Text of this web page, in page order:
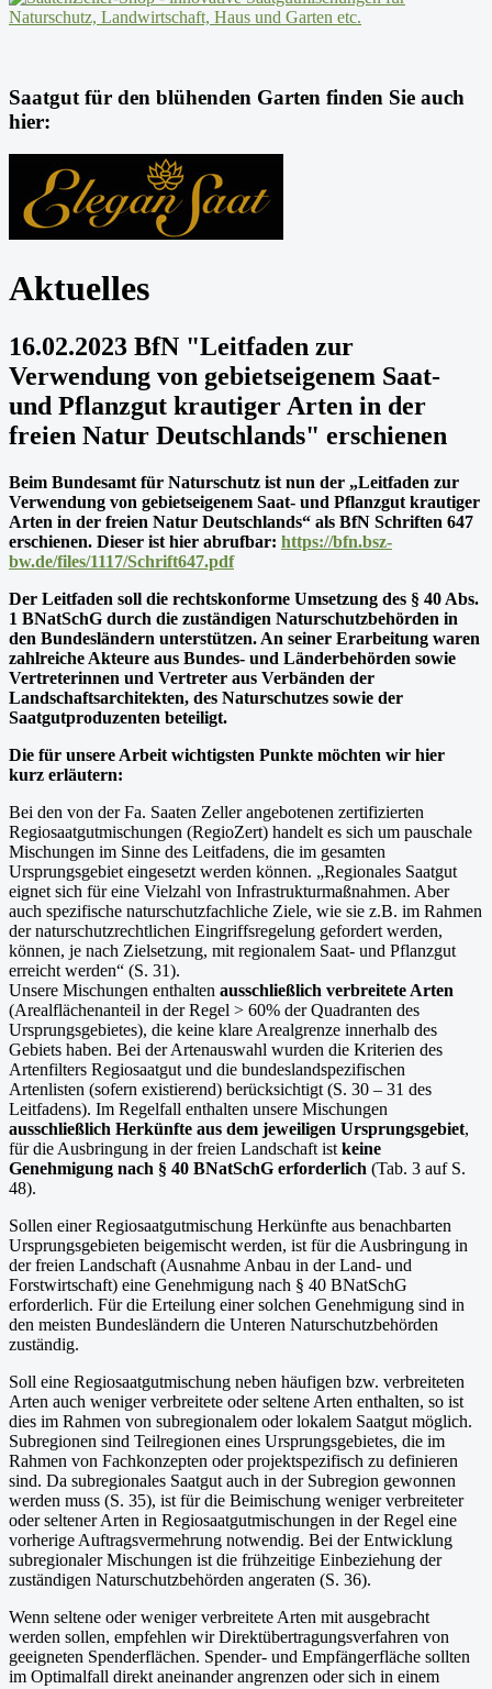
Saatgut für den blühenden Garten finden Sie auch
hier:
Aktuelles
16.02.2023 BfN "Leitfaden zur
Verwendung von gebietseigenem Saat-
und Pflanzgut krautiger Arten in der
freien Natur Deutschlands" erschienen
Beim Bundesamt für Naturschutz ist nun der „Leitfaden zur
Verwendung von gebietseigenem Saat- und Pflanzgut krautiger
Arten in der freien Natur Deutschlands“ als BfN Schriften 647
erschienen. Dieser ist hier abrufbar: https://bfn.bsz-
bw.de/files/1117/Schrift647.pdf
Der Leitfaden soll die rechtskonforme Umsetzung des § 40 Abs.
1 BNatSchG durch die zuständigen Naturschutzbehörden in
den Bundesländern unterstützen. An seiner Erarbeitung waren
zahlreiche Akteure aus Bundes- und Länderbehörden sowie
Vertreterinnen und Vertreter aus Verbänden der
Landschaftsarchitekten, des Naturschutzes sowie der
Saatgutproduzenten beteiligt.
Die für unsere Arbeit wichtigsten Punkte möchten wir hier
kurz erläutern:
Bei den von der Fa. Saaten Zeller angebotenen zertifizierten
Regiosaatgutmischungen (RegioZert) handelt es sich um pauschale
Mischungen im Sinne des Leitfadens, die im gesamten
Ursprungsgebiet eingesetzt werden können. „Regionales Saatgut
eignet sich für eine Vielzahl von Infrastrukturmaßnahmen. Aber
auch spezifische naturschutzfachliche Ziele, wie sie z.B. im Rahmen
der naturschutzrechtlichen Eingriffsregelung gefordert werden,
können, je nach Zielsetzung, mit regionalem Saat- und Pflanzgut
erreicht werden“ (S. 31).
Unsere Mischungen enthalten ausschließlich verbreitete Arten
(Arealflächenanteil in der Regel > 60% der Quadranten des
Ursprungsgebietes), die keine klare Arealgrenze innerhalb des
Gebiets haben. Bei der Artenauswahl wurden die Kriterien des
Artenfilters Regiosaatgut und die bundeslandspezifischen
Artenlisten (sofern existierend) berücksichtigt (S. 30 – 31 des
Leitfadens). Im Regelfall enthalten unsere Mischungen
ausschließlich Herkünfte aus dem jeweiligen Ursprungsgebiet,
für die Ausbringung in der freien Landschaft ist keine
Genehmigung nach § 40 BNatSchG erforderlich (Tab. 3 auf S.
48).
Sollen einer Regiosaatgutmischung Herkünfte aus benachbarten
Ursprungsgebieten beigemischt werden, ist für die Ausbringung in
der freien Landschaft (Ausnahme Anbau in der Land- und
Forstwirtschaft) eine Genehmigung nach § 40 BNatSchG
erforderlich. Für die Erteilung einer solchen Genehmigung sind in
den meisten Bundesländern die Unteren Naturschutzbehörden
zuständig.
Soll eine Regiosaatgutmischung neben häufigen bzw. verbreiteten
Arten auch weniger verbreitete oder seltene Arten enthalten, so ist
dies im Rahmen von subregionalem oder lokalem Saatgut möglich.
Subregionen sind Teilregionen eines Ursprungsgebietes, die im
Rahmen von Fachkonzepten oder projektspezifisch zu definieren
sind. Da subregionales Saatgut auch in der Subregion gewonnen
werden muss (S. 35), ist für die Beimischung weniger verbreiteter
oder seltener Arten in Regiosaatgutmischungen in der Regel eine
vorherige Auftragsvermehrung notwendig. Bei der Entwicklung
subregionaler Mischungen ist die frühzeitige Einbeziehung der
zuständigen Naturschutzbehörden angeraten (S. 36).
Wenn seltene oder weniger verbreitete Arten mit ausgebracht
werden sollen, empfehlen wir Direktübertragungsverfahren von
geeigneten Spenderflächen. Spender- und Empfängerfläche sollten
im Optimalfall direkt aneinander angrenzen oder sich in einem